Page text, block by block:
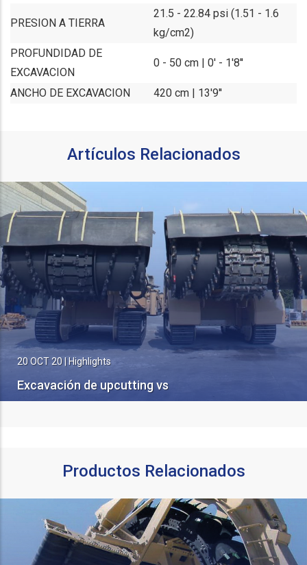
PRESION A TIERRA
21.5 - 22.84 psi (1.51 - 1.6
kg/cm2)
PROFUNDIDAD DE
EXCAVACION
0 - 50 cm | 0' - 1'8''
ANCHO DE EXCAVACION 420 cm | 13'9''
Artículos Relacionados
20 OCT 20 | Highlights
Excavación de upcutting vs
Downcutting
Productos Relacionados